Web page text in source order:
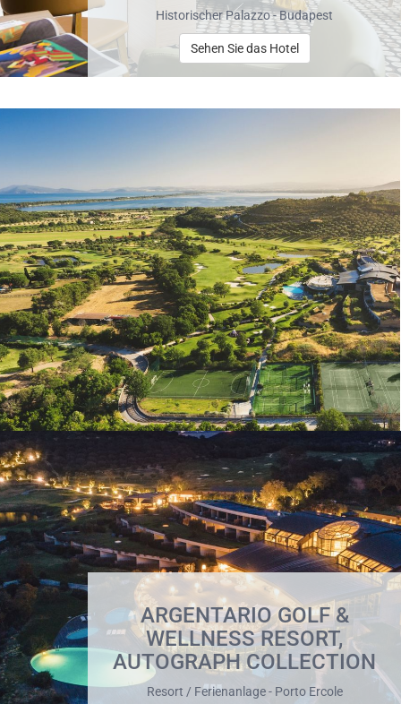
Historischer Palazzo - Budapest
Sehen Sie das Hotel
ARGENTARIO GOLF &
WELLNESS RESORT,
AUTOGRAPH COLLECTION
Resort / Ferienanlage - Porto Ercole